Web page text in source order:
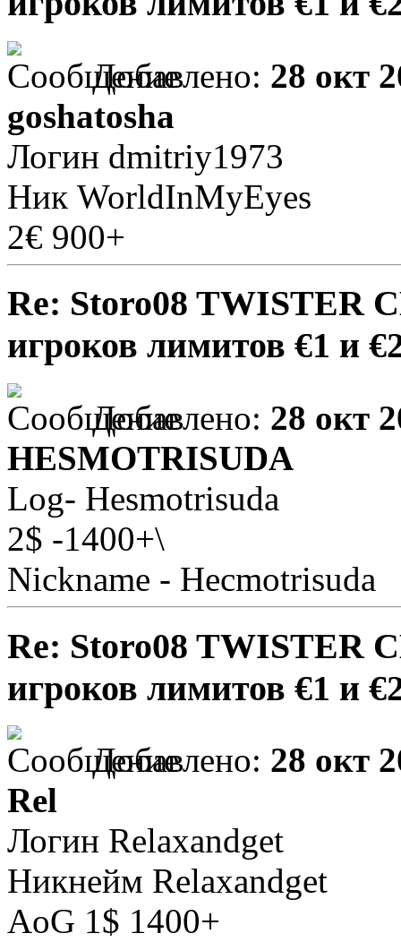
Добавлено: 28 окт
goshatosha
Логин dmitriy1973
Ник WorldInMyEyes
2€ 900+
Re: Storo08 TWISTER
игроков лимитов €1 и
Добавлено: 28 окт
HESMOTRISUDA
Log- Hesmotrisuda
2$ -1400+\
Nickname - Hecmotrisuda
Re: Storo08 TWISTER
игроков лимитов €1 и
Добавлено: 28 окт
Rel
Логин Relaxandget
Никнейм Relaxandget
AoG 1$ 1400+